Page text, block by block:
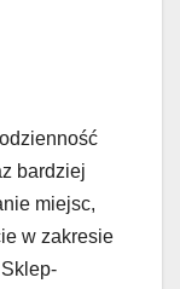
bardziej
miejsc,
w zakresie